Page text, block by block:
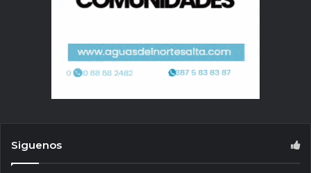
Siguenos